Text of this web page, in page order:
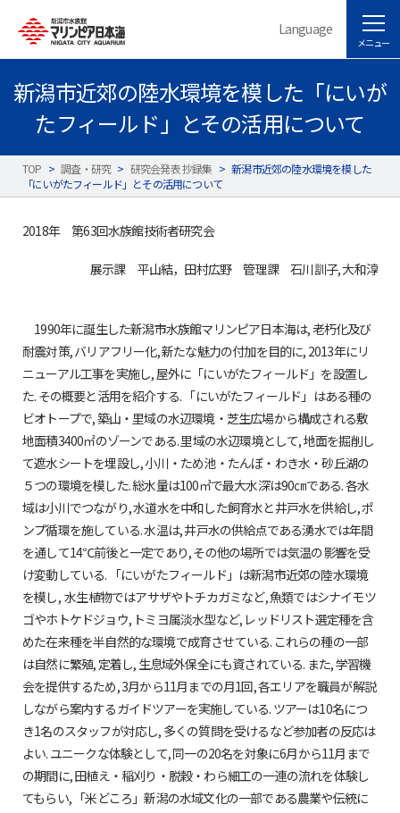
Language
メニュー
新潟市近郊の陸水環境を模した「にいが
たフィールド」とその活用について
TOP > 調査・研究 > 研究会発表 抄録集 > 新潟市近郊の陸水環境を模した
「にいがたフィールド」とその活用について
2018年 第63回水族館技術者研究会
展示課 平山結，田村広野 管理課 石川訓子, 大和淳
1990年に誕生した新潟市水族館マリンピア日本海は, 老朽化及び
耐震対策, バリアフリー化, 新たな魅力の付加を目的に, 2013年にリ
ニューアル工事を実施し, 屋外に「にいがたフィールド」を設置し
た. その概要と活用を紹介する. 「にいがたフィールド」はある種の
ビオトープで, 築山・里域の水辺環境・芝生広場から構成される敷
地面積3400㎡のゾーンである. 里域の水辺環境として, 地面を掘削し
て遮水シートを埋設し, 小川・ため池・たんぼ・わき水・砂丘湖の
５つの環境を模した. 総水量は100㎥で最大水深は90㎝である. 各水
域は小川でつながり, 水道水を中和した飼育水と井戸水を供給し, ポ
ンプ循環を施している. 水温は, 井戸水の供給点である湧水では年間
を通して14℃前後と一定であり, その他の場所では気温の影響を受
け変動している. 「にいがたフィールド」は新潟市近郊の陸水環境
を模し, 水生植物ではアサザやトチカガミなど, 魚類ではシナイモツ
ゴやホトケドジョウ, トミヨ属淡水型など, レッドリスト選定種を含
めた在来種を半自然的な環境で成育させている. これらの種の一部
は自然に繁殖, 定着し, 生息域外保全にも資されている. また, 学習機
会を提供するため, 3月から11月までの月1回, 各エリアを職員が解説
しながら案内するガイドツアーを実施している. ツアーは10名につ
き1名のスタッフが対応し, 多くの質問を受けるなど参加者の反応は
よい. ユニークな体験として, 同一の20名を対象に6月から11月まで
の期間に, 田植え・稲刈り・脱穀・わら細工の一連の流れを体験し
てもらい, 「米どころ」新潟の水域文化の一部である農業や伝統に